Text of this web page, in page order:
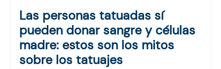
Las personas tatuadas sí
pueden donar sangre y células
madre: estos son los mitos
sobre los tatuajes